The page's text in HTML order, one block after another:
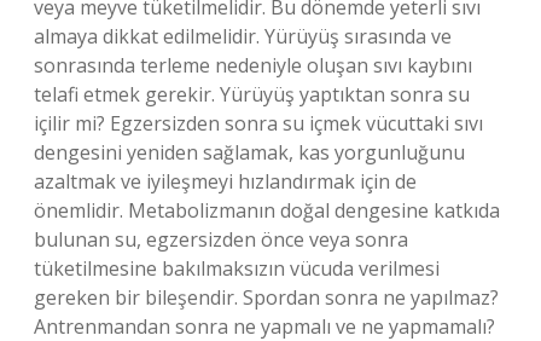
veya meyve tüketilmelidir. Bu dönemde yeterli sıvı
almaya dikkat edilmelidir. Yürüyüş sırasında ve
sonrasında terleme nedeniyle oluşan sıvı kaybını
telafi etmek gerekir. Yürüyüş yaptıktan sonra su
içilir mi? Egzersizden sonra su içmek vücuttaki sıvı
dengesini yeniden sağlamak, kas yorgunluğunu
azaltmak ve iyileşmeyi hızlandırmak için de
önemlidir. Metabolizmanın doğal dengesine katkıda
bulunan su, egzersizden önce veya sonra
tüketilmesine bakılmaksızın vücuda verilmesi
gereken bir bileşendir. Spordan sonra ne yapılmaz?
Antrenmandan sonra ne yapmalı ve ne yapmamalı?